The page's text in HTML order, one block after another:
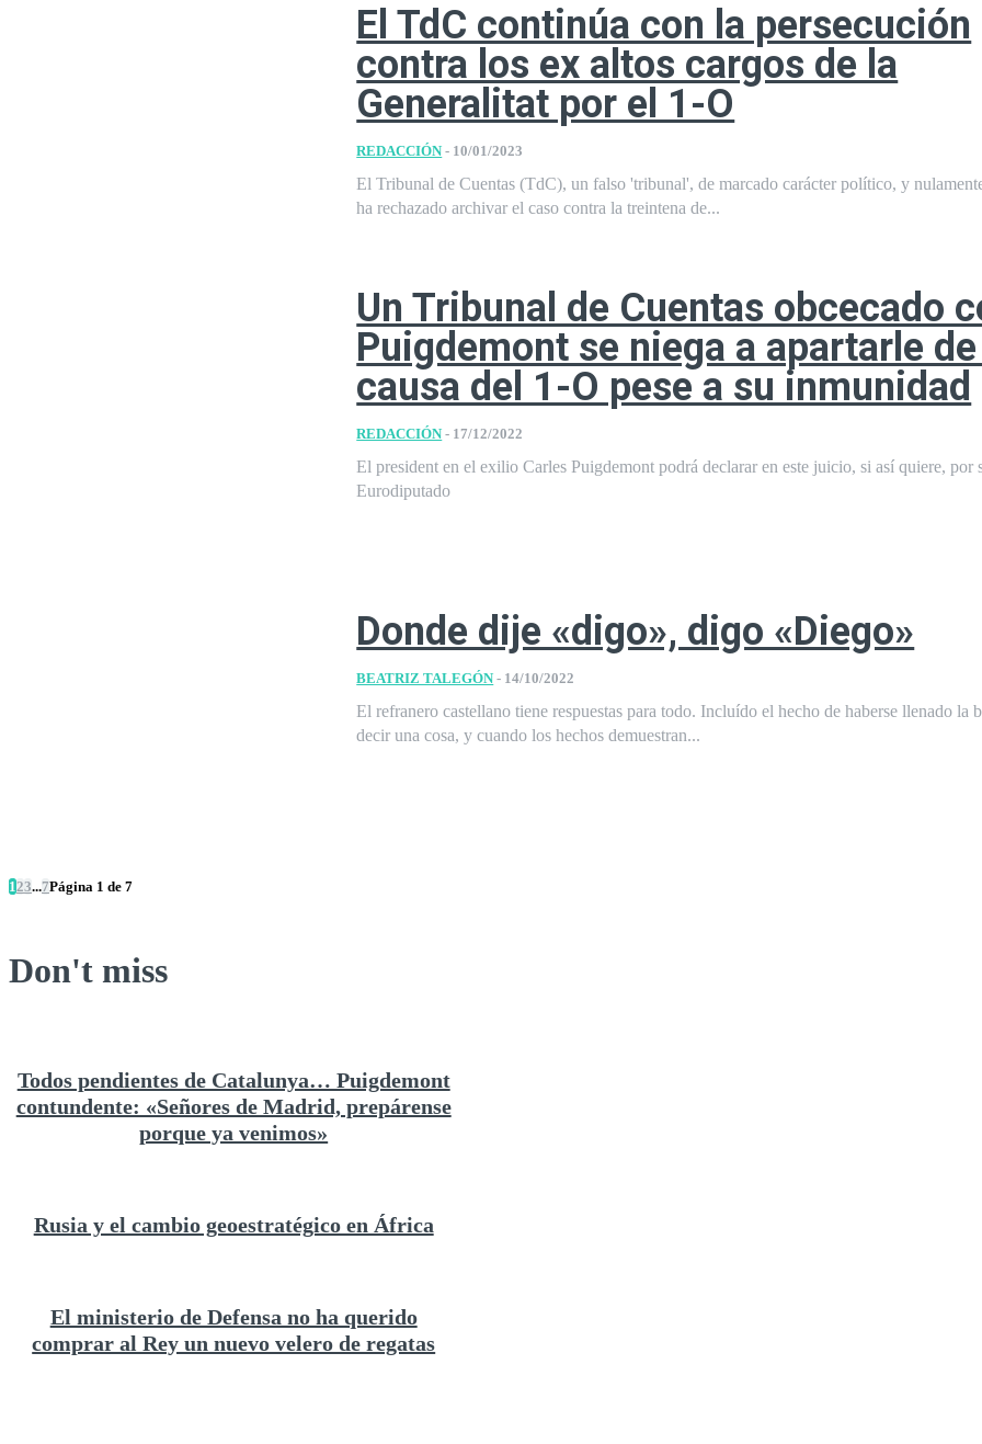
El TdC continúa con la persecución
contra los ex altos cargos de la
Generalitat por el 1-O
REDACCIÓN - 10/01/2023
El Tribunal de Cuentas (TdC), un falso 'tribunal', de marcado carácter político, y
ha rechazado archivar el caso contra la treintena de...
Un Tribunal de Cuentas obcecado
Puigdemont se niega a apartarle
causa del 1-O pese a su inmunidad
REDACCIÓN - 17/12/2022
El president en el exilio Carles Puigdemont podrá declarar en este juicio, si así quiere, por
Eurodiputado
Donde dije «digo», digo «Diego»
BEATRIZ TALEGÓN - 14/10/2022
El refranero castellano tiene respuestas para todo. Incluído el hecho de haberse llenado la
decir una cosa, y cuando los hechos demuestran...
1 23...7Página 1 de 7
Don't miss
Todos pendientes de Catalunya… Puigdemont
contundente: «Señores de Madrid, prepárense
porque ya venimos»
Rusia y el cambio geoestratégico en África
El ministerio de Defensa no ha querido
comprar al Rey un nuevo velero de regatas